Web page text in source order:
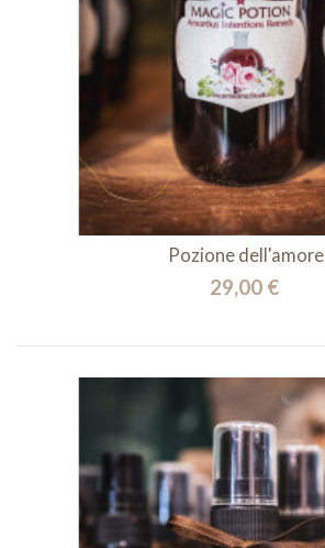
Pozione dell'amore
29,00 €